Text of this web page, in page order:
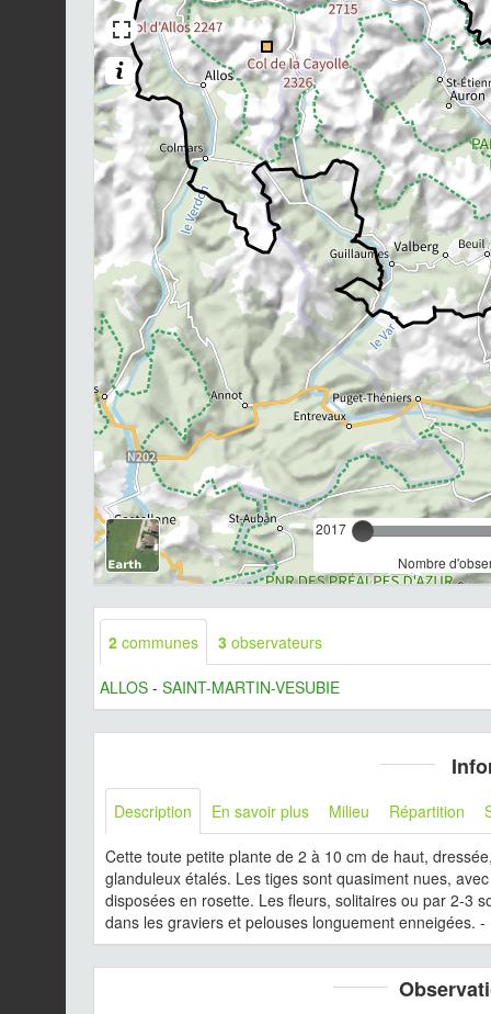
2017
Nombre
2 communes 3 observateurs
ALLOS - SAINT-MARTIN-VESUBIE
Description En savoir plus Milieu Répartition
Cette toute petite plante de 2 à 10 cm de haut,
glanduleux étalés. Les tiges sont quasiment nues,
disposées en rosette. Les fleurs, solitaires ou par 2-3
dans les graviers et pelouses longuement enneigées. -